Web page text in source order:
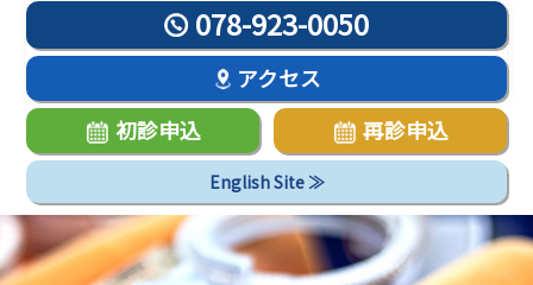
078-923-0050
アクセス
初診申込
再診申込
English Site ≫